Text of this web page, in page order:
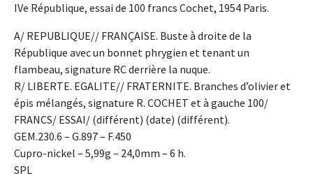
IVe République, essai de 100 francs Cochet, 1954 Paris.
A/ REPUBLIQUE// FRANÇAISE. Buste à droite de la
République avec un bonnet phrygien et tenant un
flambeau, signature RC derrière la nuque.
R/ LIBERTE. EGALITE// FRATERNITE. Branches d’olivier et
épis mélangés, signature R. COCHET et à gauche 100/
FRANCS/ ESSAI/ (différent) (date) (différent).
GEM.230.6 – G.897 – F.450
Cupro-nickel – 5,99g – 24,0mm – 6 h.
SPL